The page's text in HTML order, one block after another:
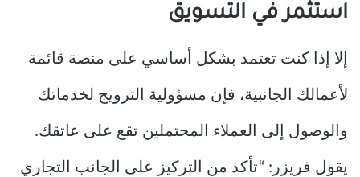
استثمر في التسويق
إلا إذا كنت تعتمد بشكل أساسي على منصة قائمة
لأعمالك الجانبية، فإن مسؤولية الترويج لخدماتك
والوصول إلى العملاء المحتملين تقع على عاتقك.
يقول فريزر: “تأكد من التركيز على الجانب التجاري